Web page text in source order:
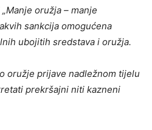
oružja – manje
sankcija omogućena
ubojitih sredstava i oružja.
oružje prijave nadležnom tijelu
prekršajni niti kazneni